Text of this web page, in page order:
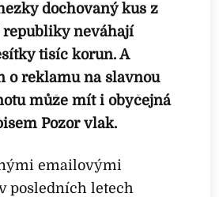
dochovaný kus z
neváhají
tisíc korun. A
o reklamu na slavnou
může mít i obyčejná
Pozor vlak.
emailovými
posledních letech